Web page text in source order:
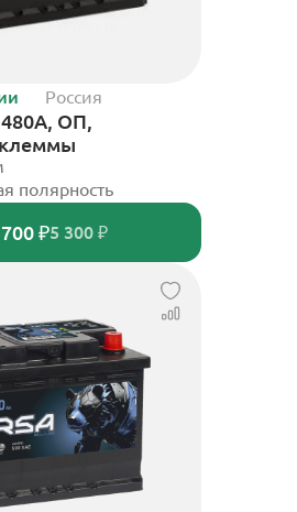
Россия
ОП,
полярность
₽5 300 ₽